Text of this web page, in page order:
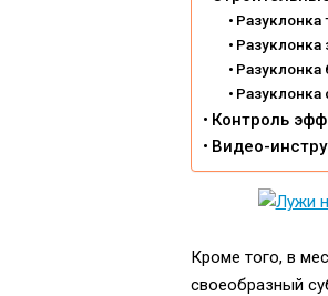
Контроль
Видео-
Кроме того, в
своеобразный